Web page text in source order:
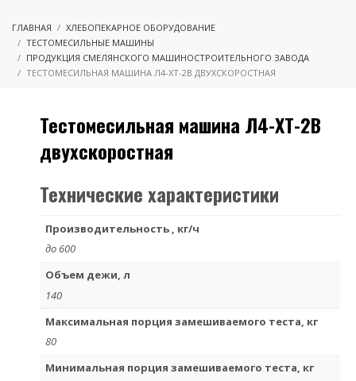
ГЛАВНАЯ
ХЛЕБОПЕКАРНОЕ ОБОРУДОВАНИЕ
ТЕСТОМЕСИЛЬНЫЕ МАШИНЫ
ПРОДУКЦИЯ СМЕЛЯНСКОГО МАШИНОСТРОИТЕЛЬНОГО ЗАВОДА
ТЕСТОМЕСИЛЬНАЯ МАШИНА Л4-ХТ-2В ДВУХСКОРОСТНАЯ
Тестомесильная машина Л4-ХТ-2В
двухскоростная
Технические характеристики
Производительность , кг/ч
до 600
Объем дежи, л
140
Максимальная порция замешиваемого теста, кг
80
Минимальная порция замешиваемого теста, кг